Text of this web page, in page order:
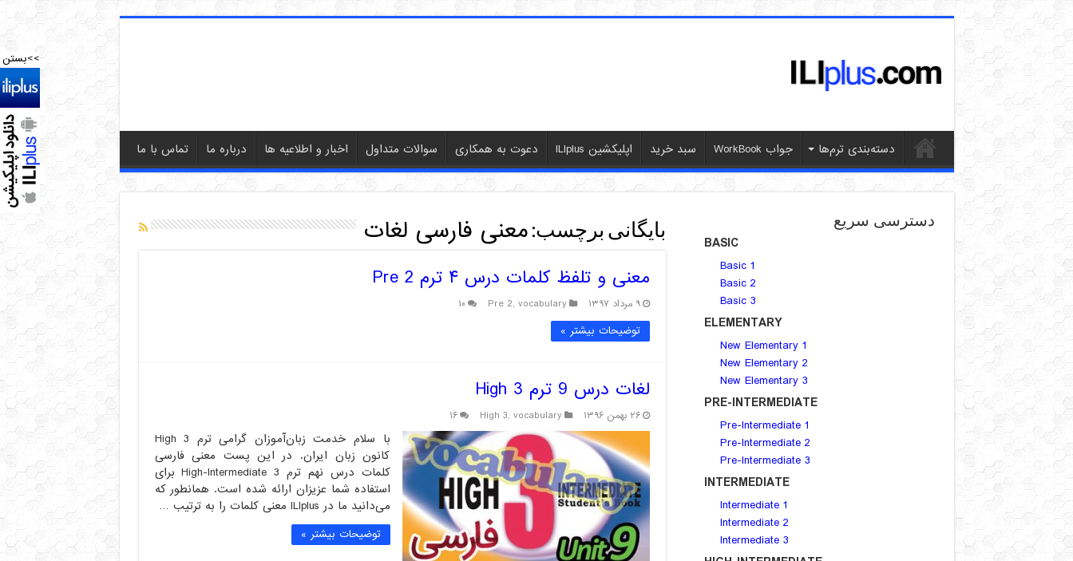
دسته‌بندی ترم‌ها جواب WorkBook سبد خرید اپلیکشین ILIplus دعوت به همکاری سوالات متداول اخبار و اطلاعیه ها درباره ما تماس با ما
بایگانی برچسب: معنی فارسی لغات
معنی و تلفظ کلمات درس ۴ ترم Pre 2
۹ مرداد ۱۳۹۷ Pre 2, vocabulary ۱۰
توضیحات بیشتر »
لغات درس 9 ترم High 3
۲۶ بهمن ۱۳۹۶ High 3, vocabulary ۱۶
با سلام خدمت زبان‌آموزان گرامی ترم High 3
کانون زبان ایران. در این پست معنی فارسی
کلمات درس نهم ترم High-Intermediate 3 برای
استفاده شما عزیزان ارائه شده است. همانطور که
می‌دانید ما در ILIplus‌ معنی کلمات را به ترتیب …
توضیحات بیشتر »
دسترسی سریع
BASIC
Basic 1
Basic 2
Basic 3
ELEMENTARY
New Elementary 1
New Elementary 2
New Elementary 3
PRE-INTERMEDIATE
Pre-Intermediate 1
Pre-Intermediate 2
Pre-Intermediate 3
INTERMEDIATE
Intermediate 1
Intermediate 2
Intermediate 3
>>بستن